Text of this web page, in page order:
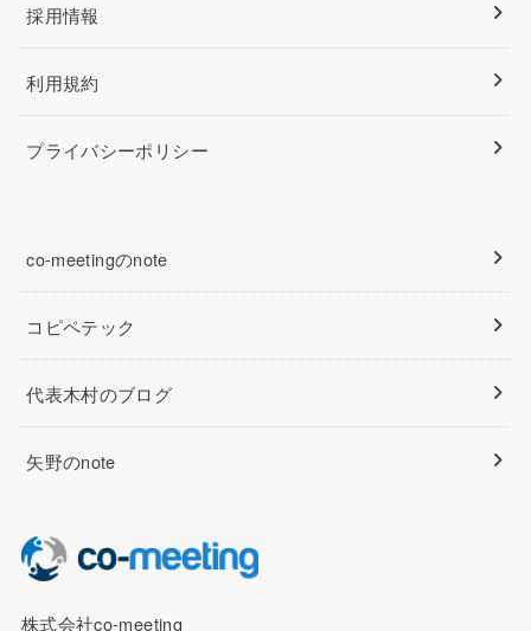
採用情報
利用規約
プライバシーポリシー
co-meetingのnote
コピペテック
代表木村のブログ
矢野のnote
株式会社co-meeting